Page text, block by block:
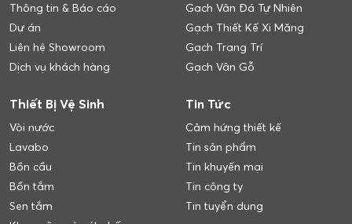
Thông tin & Báo cáo
Dự án
Liên hệ Showroom
Dịch vụ khách hàng
Gạch Vân Đá Tự Nhiên
Gạch Thiết Kế Xi Măng
Gạch Trang Trí
Gạch Vân Gỗ
Thiết Bị Vệ Sinh
Vòi nước
Lavabo
Bồn cầu
Bồn tắm
Sen tắm
Tin Tức
Cảm hứng thiết kế
Tin sản phẩm
Tin khuyến mại
Tin công ty
Tin tuyển dụng